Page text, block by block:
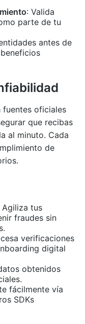
: Valida
parte de tu
antes de
fuentes oficiales
que recibas
al minuto. Cada
de
Agiliza tus
fraudes sin
verificaciones
digital
obtenidos
fácilmente vía
SDKs